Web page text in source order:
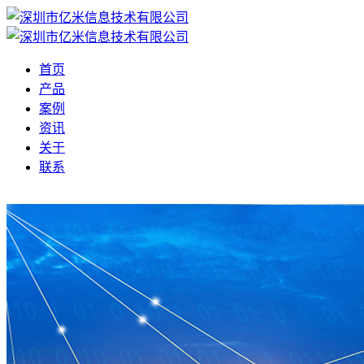
首页
产品
案例
资讯
关于
联系